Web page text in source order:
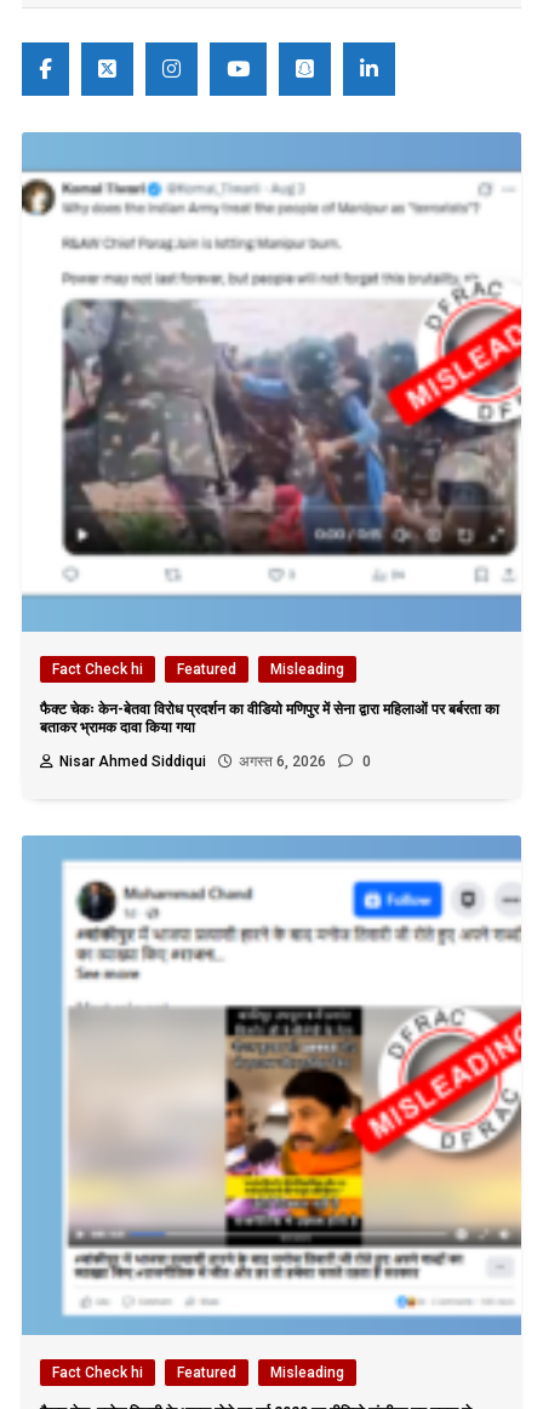
Fact Check hi Featured Misleading
फैक्ट चेकः केन-बेतवा विरोध प्रदर्शन का वीडियो मणिपुर में सेना द्वारा महिलाओं पर बर्बरता का
बताकर भ्रामक दावा किया गया
Nisar Ahmed Siddiqui
अगस्त 6, 2026 0
Fact Check hi Featured Misleading